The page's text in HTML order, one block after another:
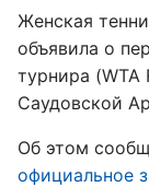
Женская
объявила о
турнира (WTA
Саудовской
Об этом
официальное